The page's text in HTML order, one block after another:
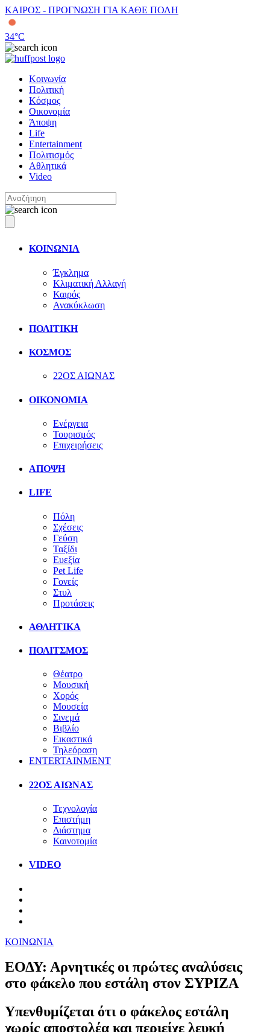
ΚΑΙΡΟΣ - ΠΡΟΓΝΩΣΗ ΓΙΑ ΚΑΘΕ ΠΟΛΗ
34°C
Κοινωνία
Πολιτική
Κόσμος
Οικονομία
Άποψη
Life
Entertainment
Πολιτισμός
Αθλητικά
Video
ΚΟΙΝΩΝΙΑ
Έγκλημα
Κλιματική Αλλαγή
Καιρός
Ανακύκλωση
ΠΟΛΙΤΙΚΗ
ΚΟΣΜΟΣ
22ΟΣ ΑΙΩΝΑΣ
ΟΙΚΟΝΟΜΙΑ
Ενέργεια
Τουρισμός
Επιχειρήσεις
ΑΠΟΨΗ
LIFE
Πόλη
Σχέσεις
Γεύση
Ταξίδι
Ευεξία
Pet Life
Γονείς
Στυλ
Προτάσεις
ΑΘΛΗΤΙΚΑ
ΠΟΛΙΤΣΜΟΣ
Θέατρο
Μουσική
Χορός
Μουσεία
Σινεμά
Βιβλίο
Εικαστικά
Τηλεόραση
ENTERTAINMENT
22ΟΣ ΑΙΩΝΑΣ
Τεχνολογία
Επιστήμη
Διάστημα
Καινοτομία
VIDEO
ΚΟΙΝΩΝΙΑ
ΕΟΔΥ: Αρνητικές οι πρώτες αναλύσεις
στο φάκελο που εστάλη στον ΣΥΡΙΖΑ
Υπενθυμίζεται ότι ο φάκελος εστάλη
χωρίς αποστολέα και περιείχε λευκή